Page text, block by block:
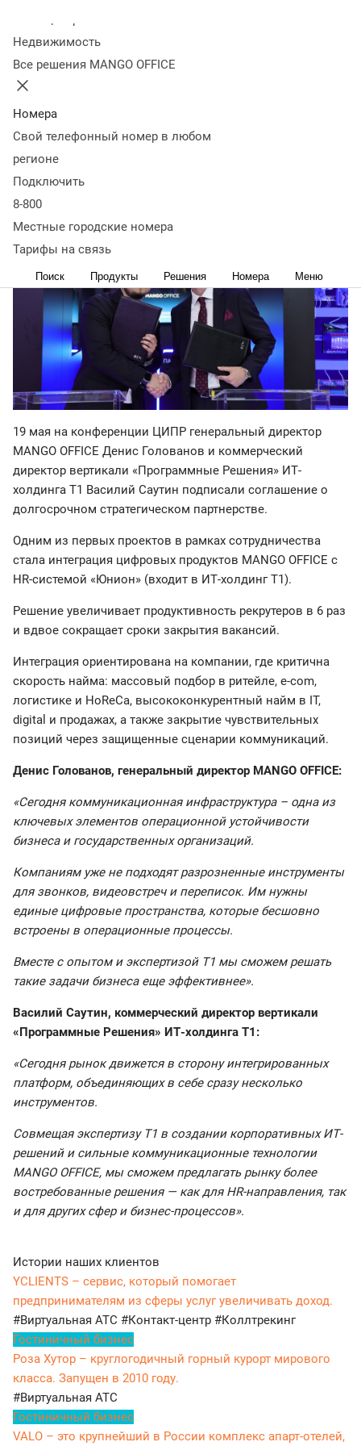
Недвижимость
Все решения MANGO OFFICE
Номера
Свой телефонный номер в любом
регионе
Подключить
8-800
Местные городские номера
Тарифы на связь
Поиск Продукты Решения Номера Меню
стратегическом
сотрудничестве
19 мая
сфере цифровизации корпоративных коммуникаций для
бизнеса и государственных организаций.
19 мая на конференции ЦИПР генеральный директор
MANGO OFFICE Денис Голованов и коммерческий
директор вертикали «Программные Решения» ИТ-
холдинга Т1 Василий Саутин подписали соглашение о
долгосрочном стратегическом партнерстве.
Одним из первых проектов в рамках сотрудничества
стала интеграция цифровых продуктов MANGO OFFICE с
HR-системой «Юнион» (входит в ИТ-холдинг Т1).
Решение увеличивает продуктивность рекрутеров в 6 раз
и вдвое сокращает сроки закрытия вакансий.
Интеграция ориентирована на компании, где критична
скорость найма: массовый подбор в ритейле, e-com,
логистике и HoReCa, высококонкурентный найм в IT,
digital и продажах, а также закрытие чувствительных
позиций через защищенные сценарии коммуникаций.
Денис Голованов, генеральный директор MANGO OFFICE:
«Сегодня коммуникационная инфраструктура – одна из
ключевых элементов операционной устойчивости
бизнеса и государственных организаций.
Компаниям уже не подходят разрозненные инструменты
для звонков, видеовстреч и переписок. Им нужны
единые цифровые пространства, которые бесшовно
встроены в операционные процессы.
Вместе с опытом и экспертизой Т1 мы сможем решать
такие задачи бизнеса еще эффективнее».
Василий Саутин, коммерческий директор вертикали
«Программные Решения» ИТ-холдинга Т1:
«Сегодня рынок движется в сторону интегрированных
платформ, объединяющих в себе сразу несколько
инструментов.
Совмещая экспертизу Т1 в создании корпоративных ИТ-
решений и сильные коммуникационные технологии
MANGO OFFICE, мы сможем предлагать рынку более
востребованные решения — как для HR-направления, так
и для других сфер и бизнес-процессов».
Истории наших клиентов
YCLIENTS – сервис, который помогает
предпринимателям из сферы услуг увеличивать доход.
#Виртуальная АТС #Контакт-центр #Коллтрекинг
Гостиничный бизнес
Роза Хутор – круглогодичный горный курорт мирового
класса. Запущен в 2010 году.
#Виртуальная АТС
Гостиничный бизнес
VALO – это крупнейший в России комплекс апарт-отелей,